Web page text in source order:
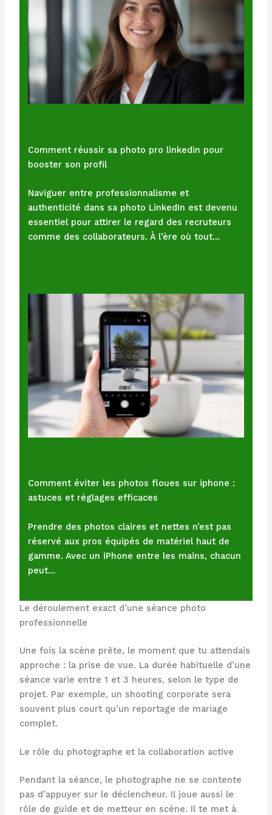
Comment réussir sa photo pro linkedin pour
booster son profil
Naviguer entre professionnalisme et
authenticité dans sa photo LinkedIn est devenu
essentiel pour attirer le regard des recruteurs
comme des collaborateurs. À l’ère où tout…
Comment éviter les photos floues sur iphone :
astuces et réglages efficaces
Prendre des photos claires et nettes n’est pas
réservé aux pros équipés de matériel haut de
gamme. Avec un iPhone entre les mains, chacun
peut…
Le déroulement exact d’une séance photo
professionnelle
Une fois la scène prête, le moment que tu attendais
approche : la prise de vue. La durée habituelle d’une
séance varie entre 1 et 3 heures, selon le type de
projet. Par exemple, un shooting corporate sera
souvent plus court qu’un reportage de mariage
complet.
Le rôle du photographe et la collaboration active
Pendant la séance, le photographe ne se contente
pas d’appuyer sur le déclencheur. Il joue aussi le
rôle de guide et de metteur en scène. Il te met à